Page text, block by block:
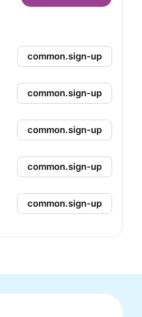
common.sign-up
common.sign-up
common.sign-up
common.sign-up
common.sign-up